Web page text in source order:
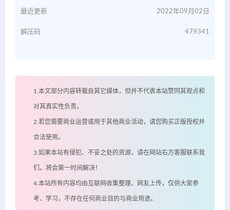
最近更新 2022年09月02日
解压码 479341
1.本文部分内容转载自其它媒体，但并不代表本站赞同其观点和
对其真实性负责。
2.若您需要商业运营或用于其他商业活动，请您购买正版授权并
合法使用。
3.如果本站有侵犯、不妥之处的资源，请在网站右方客服联系我
们。将会第一时间解决！
4.本站所有内容均由互联网收集整理、网友上传，仅供大家参
考、学习，不存在任何商业目的与商业用途。